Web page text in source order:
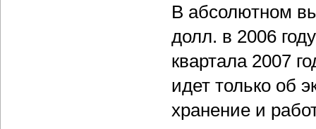
В абсолютном
долл. в 2006
квартала 2007
идет только об
хранение и